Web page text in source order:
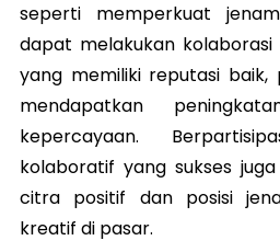
seperti memperkuat
dapat melakukan
yang memiliki reputasi
mendapatkan
kepercayaan.
kolaboratif yang sukses
citra positif dan posisi
kreatif di pasar.